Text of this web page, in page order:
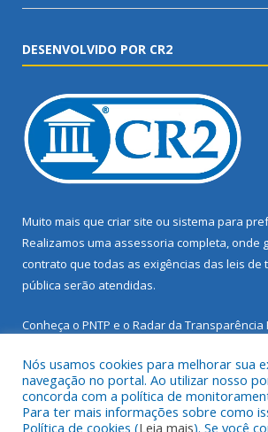
DESENVOLVIDO POR CR2
Muito mais que criar site ou sistema para
Realizamos uma assessoria completa, onde
contrato que todas as exigências das leis de
pública serão atendidas.
Conheça o PNTP e o Radar da Transparência
Todos os direitos reservados a Prefeitura
Nós usamos cookies para melhorar sua
navegação no portal. Ao utilizar nosso
concorda com a política de
Para ter mais informações sobre como
Política de cookies (Leia mais). Se você